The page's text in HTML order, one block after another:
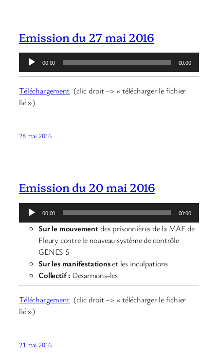
Emission du 27 mai 2016
Lecteur
audio
00:00 00:00
Téléchargement (clic droit –> « télécharger le fichier
lié »)
28 mai 2016
Emission du 20 mai 2016
Lecteur
audio
00:00 00:00
Sur le mouvementdes prisonnières de la MAF de
Fleury contre le nouveau système de contrôle
GENESIS
Sur les manifestationset les inculpations
Collectif :Desarmons-les
Téléchargement (clic droit –> « télécharger le fichier
lié »)
21 mai 2016